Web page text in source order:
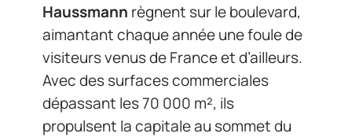
Haussmann règnent sur le boulevard,
aimantant chaque année une foule de
visiteurs venus de France et d’ailleurs.
Avec des surfaces commerciales
dépassant les 70 000 m², ils
propulsent la capitale au sommet du